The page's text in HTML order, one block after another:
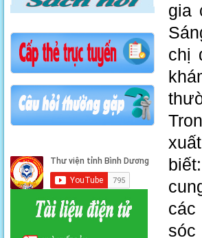
gia
chị
các
sóc